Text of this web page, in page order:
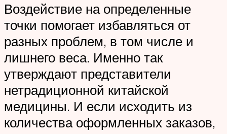
Воздействие на определенные
точки помогает избавляться от
разных проблем, в том числе и
лишнего веса. Именно так
утверждают представители
нетрадиционной китайской
медицины. И если исходить из
количества оформленных заказов,